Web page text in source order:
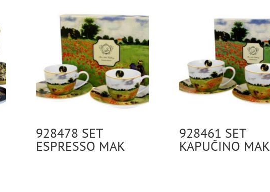
928478 SET
ESPRESSO MAK
928461 SET
KAPUČINO MAK